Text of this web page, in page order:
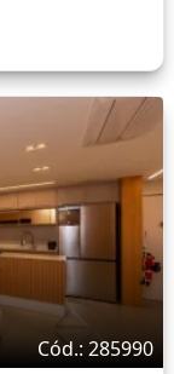
Cód.: 285990